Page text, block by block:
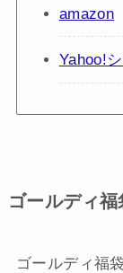
amazon
Yahoo!
ゴールディ
ゴールディ福袋